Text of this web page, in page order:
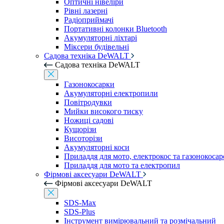
Оптичні нівеліри
Рівні лазерні
Радіоприймачі
Портативні колонки Bluetooth
Акумуляторні ліхтарі
Міксери будівельні
Садова техніка DeWALT
Садова техніка DeWALT
Газонокосарки
Акумуляторні електропили
Повітродувки
Мийки високого тиску
Ножиці садові
Кущорізи
Висоторізи
Акумуляторні коси
Приладдя для мото, електрокос та
Приладдя для мото та електропил
Фірмові аксесуари DeWALT
Фірмові аксесуари DeWALT
SDS-Max
SDS-Plus
Інструмент вимірювальний та розмічальний